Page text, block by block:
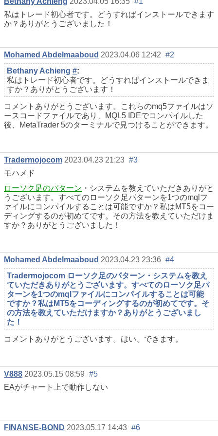
私はトレード初心者です。どうすればインストールできます
か？ありがとうございました！
Mohamed Abdelmaaboud 2023.04.06 12:42 #2
Bethany Achieng #:
私はトレード初心者です。どうすればインストールできま
すか？ありがとうございます！
コメントありがとうございます。これらのmq5ファイルはソ
ースコードファイルであり、MQL5 IDEでコンパイルした
後、MetaTrader 5のターミナルで見つけることができます。
Tradermojocom 2023.04.23 21:23 #3
モハメド
ローソク足のパターン ・システムを教えていただきありがと
うございます。すべてのローソク足パターンを1つのmqlフ
ァイルにコンパイルすることは可能ですか？私はMT5をコー
ディングするのが初めてです。その方法を教えていただけま
すか？ありがとうございました！
Mohamed Abdelmaaboud 2023.04.23 23:36 #4
Tradermojocom ローソク足のパターン・システムを教え
ていただきありがとうございます。すべてのローソク足パ
ターンを1つのmqlファイルにコンパイルすることは可能
ですか？私はMT5をコーディングするのが初めてです。そ
の方法を教えていただけますか？ありがとうございまし
た！
コメントありがとうございます。はい、できます。
V888 2023.05.15 08:59 #5
EAがチャート上で動作しない
FINANSE-BOND 2023.05.17 14:43 #6